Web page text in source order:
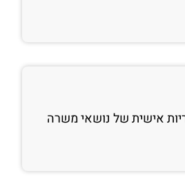
אישית של נושאי משרה